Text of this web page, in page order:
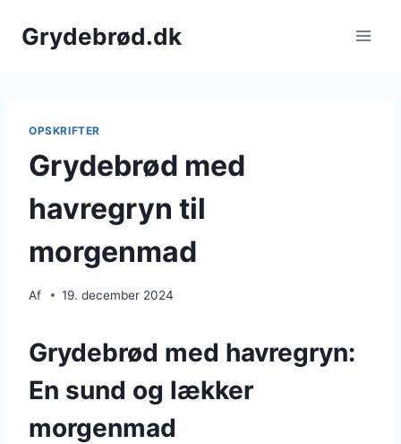
Grydebrød.dk
OPSKRIFTER
Grydebrød med
havregryn til
morgenmad
Af 19. december 2024
Grydebrød med havregryn:
En sund og lækker
morgenmad